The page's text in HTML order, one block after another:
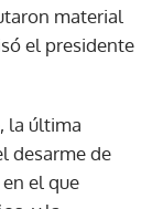
material
el presidente
la última
desarme de
en el que